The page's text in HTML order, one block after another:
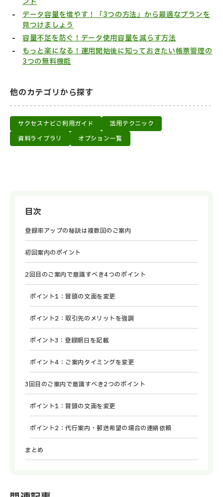
データ容量を増やす！「3つの方法」から最適なプランを
見つけましょう
容量不足を防ぐ！データ使用容量を減らす方法
もっと楽になる！運用開始後に知っておきたい帳票管理の
3つの無料機能
他のカテゴリから探す
サクセスナビご利用ガイド
活用テクニック
資料ライブラリ
オプション一覧
目次
登録率アップの秘訣は複数回のご案内
初回案内のポイント
2回目のご案内で意識すべき4つのポイント
ポイント1：冒頭の文面を変更
ポイント2：取引先のメリットを強調
ポイント3：登録期日を記載
ポイント4：ご案内タイミングを変更
3回目のご案内で意識すべき2つのポイント
ポイント1：冒頭の文面を変更
ポイント2：代行案内・郵送希望の場合の連絡依頼
まとめ